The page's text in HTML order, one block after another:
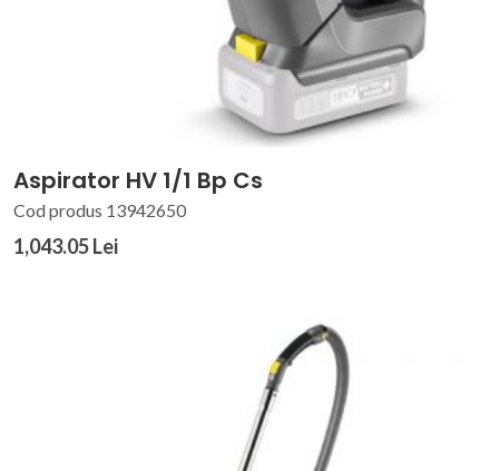
Aspirator HV 1/1 Bp Cs
Cod produs 13942650
1,043.05 Lei